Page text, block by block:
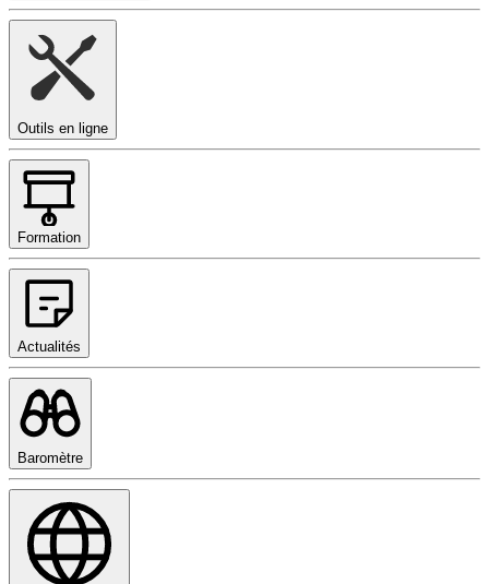
Outils en ligne
Formation
Actualités
Baromètre